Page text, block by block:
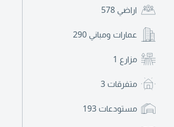
اراضي 578
عمارات ومباني 290
مزارع 1
متفرقات 3
مستودعات 193